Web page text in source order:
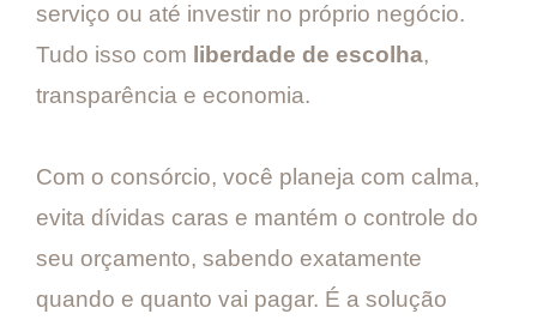
serviço ou até investir no próprio negócio.
Tudo isso com liberdade de escolha,
transparência e economia.
Com o consórcio, você planeja com calma,
evita dívidas caras e mantém o controle do
seu orçamento, sabendo exatamente
quando e quanto vai pagar. É a solução